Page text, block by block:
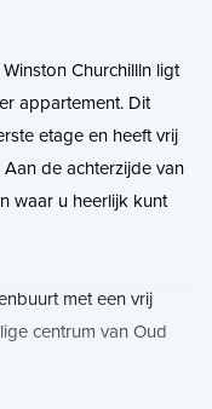
Churchillln ligt
appartement. Dit
etage en heeft vrij
de achterzijde van
waar u heerlijk kunt
met een vrij
centrum van Oud